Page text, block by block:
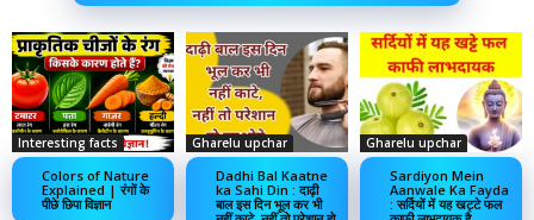
Interesting facts
Colors of Nature
Explained | रंगों के
पीछे छिपा विज्ञान
Gharelu upchar
Dadhi Bal Kaatne
ka Sahi Din : दाढ़ी
बाल इस दिन भूल कर भी
Gharelu upchar
Sardiyon Mein
Aanwale Ka Fayda
: सर्दियों में यह खट्टे फल